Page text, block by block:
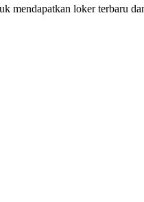
mendapatkan loker terbaru